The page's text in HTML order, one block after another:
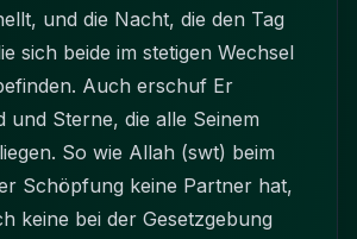
und die Nacht, die den Tag
sich beide im stetigen Wechsel
Auch erschuf Er
und Sterne, die alle Seinem
So wie Allah (swt) beim
Schöpfung keine Partner hat,
keine bei der Gesetzgebung